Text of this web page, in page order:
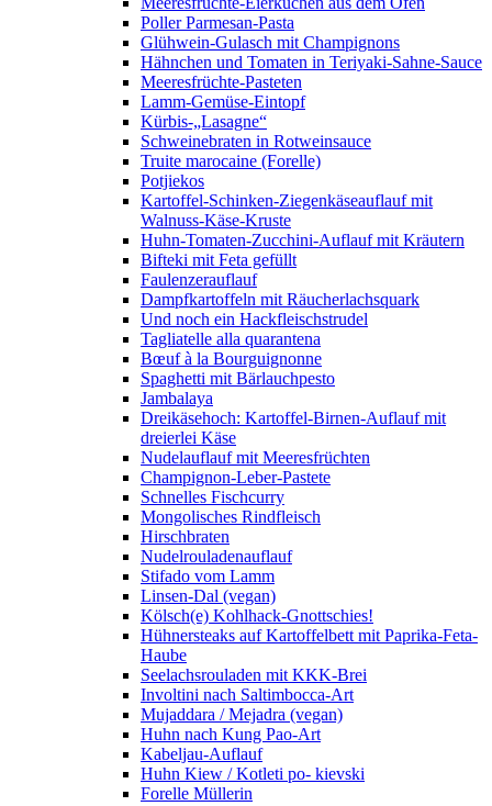
Poller Parmesan-Pasta
Glühwein-Gulasch mit Champignons
Hähnchen und Tomaten in Teriyaki-Sahne-Sauce
Meeresfrüchte-Pasteten
Lamm-Gemüse-Eintopf
Kürbis-„Lasagne“
Schweinebraten in Rotweinsauce
Truite marocaine (Forelle)
Potjiekos
Kartoffel-Schinken-Ziegenkäseauflauf mit
Walnuss-Käse-Kruste
Huhn-Tomaten-Zucchini-Auflauf mit Kräutern
Bifteki mit Feta gefüllt
Faulenzerauflauf
Dampfkartoffeln mit Räucherlachsquark
Und noch ein Hackfleischstrudel
Tagliatelle alla quarantena
Bœuf à la Bourguignonne
Spaghetti mit Bärlauchpesto
Jambalaya
Dreikäsehoch: Kartoffel-Birnen-Auflauf mit
dreierlei Käse
Nudelauflauf mit Meeresfrüchten
Champignon-Leber-Pastete
Schnelles Fischcurry
Mongolisches Rindfleisch
Hirschbraten
Nudelrouladenauflauf
Stifado vom Lamm
Linsen-Dal (vegan)
Kölsch(e) Kohlhack-Gnottschies!
Hühnersteaks auf Kartoffelbett mit Paprika-Feta-
Haube
Seelachsrouladen mit KKK-Brei
Involtini nach Saltimbocca-Art
Mujaddara / Mejadra (vegan)
Huhn nach Kung Pao-Art
Kabeljau-Auflauf
Huhn Kiew / Kotleti po- kievski
Forelle Müllerin